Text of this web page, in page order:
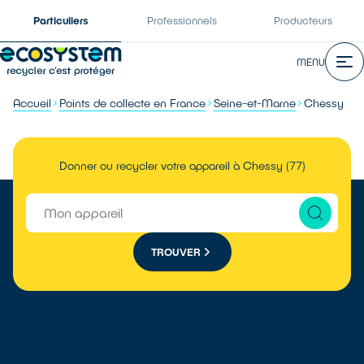
Particuliers Professionnels Producteurs
MENU
Accueil Points de collecte en France Seine-et-Marne Chessy
Donner ou recycler votre appareil à Chessy (77)
TROUVER